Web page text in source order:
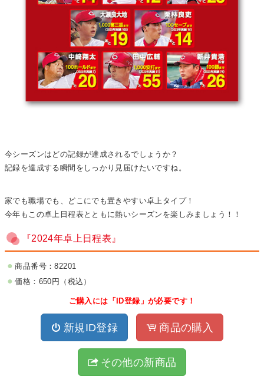
今シーズンはどの記録が達成されるでしょうか？
記録を達成する瞬間をしっかり見届けたいですね。
家でも職場でも、どこにでも置きやすい卓上タイプ！
今年もこの卓上日程表とともに熱いシーズンを楽しみましょう！！
『2024年卓上日程表』
商品番号：82201
価格：650円（税込）
ご購入には「ID登録」が必要です！
新規ID登録 商品の購入
その他の新商品